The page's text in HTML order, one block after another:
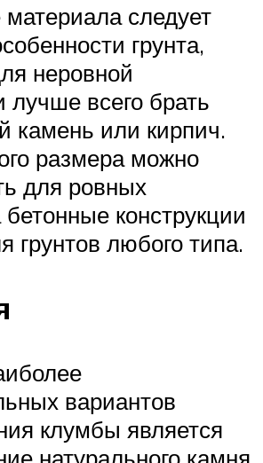
следует
грунта,
неровной
лучше всего брать
камень или кирпич.
размера можно
для ровных
конструкции
грунтов любого типа.
вариантов
клумбы является